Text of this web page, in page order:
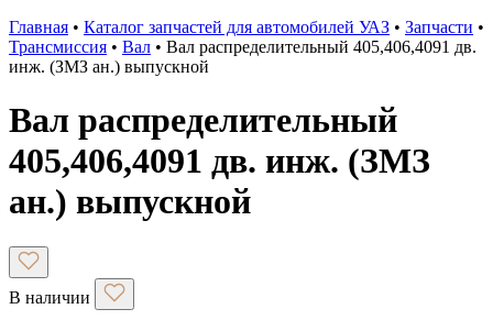
Главная • Каталог запчастей для автомобилей УАЗ • Запчасти •
Трансмиссия • Вал • Вал распределительный 405,406,4091 дв.
инж. (ЗМЗ ан.) выпускной
Вал распределительный
405,406,4091 дв. инж. (ЗМЗ
ан.) выпускной
В наличии